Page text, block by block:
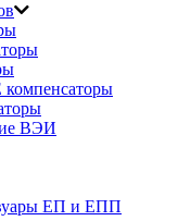
компенсаторы
ВЭИ
ЕП и ЕПП